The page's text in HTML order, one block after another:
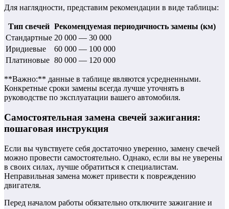
Для наглядности, представим рекомендации в виде таблицы:
Тип свечей Рекомендуемая периодичность замены (км)
Стандартные 20 000 — 30 000
Иридиевые
60 000 — 100 000
Платиновые 80 000 — 120 000
**Важно:** данные в таблице являются усредненными.
Конкретные сроки замены всегда лучше уточнять в
руководстве по эксплуатации вашего автомобиля.
Самостоятельная замена свечей зажигания:
пошаговая инструкция
Если вы чувствуете себя достаточно уверенно, замену свечей
можно провести самостоятельно. Однако, если вы не уверены
в своих силах, лучше обратиться к специалистам.
Неправильная замена может привести к повреждению
двигателя.
Перед началом работы обязательно отключите зажигание и